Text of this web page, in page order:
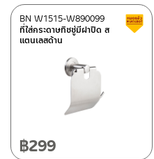
ที่ใส่กระดาษทิชชู่มีฝาปิด ส
แตนเลสด้าน
BN W1515-W890099
฿299